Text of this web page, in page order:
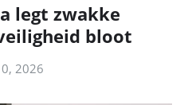
legt zwakke
bloot
2026